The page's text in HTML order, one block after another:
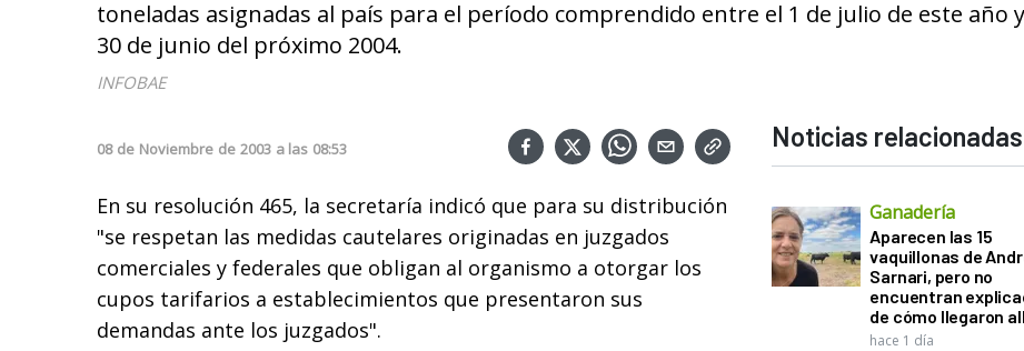
toneladas asignadas al país para el período comprendido entre el 1 de julio de este año
30 de junio del próximo 2004.
INFOBAE
08 de Noviembre de 2003 a las 08:53
En su resolución 465, la secretaría indicó que para su distribución
"se respetan las medidas cautelares originadas en juzgados
comerciales y federales que obligan al organismo a otorgar los
cupos tarifarios a establecimientos que presentaron sus
demandas ante los juzgados".
Noticias relacionadas
Ganadería
Aparecen las 15
vaquillonas de
Sarnari, pero no
encuentran
de cómo llegaron
hace 1 día